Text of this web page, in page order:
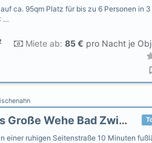
ca. 95qm Platz für bis zu 6 Personen in 3
…
Miete ab: 85 € pro Nacht je
Ferienwohnung Martens Große Wehe Bad Zwischenahn
einer ruhigen Seitenstraße 10 Minuten